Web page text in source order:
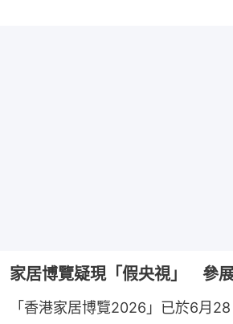
家居博覽疑現「假央視」 參
「香港家居博覽2026」已於6月